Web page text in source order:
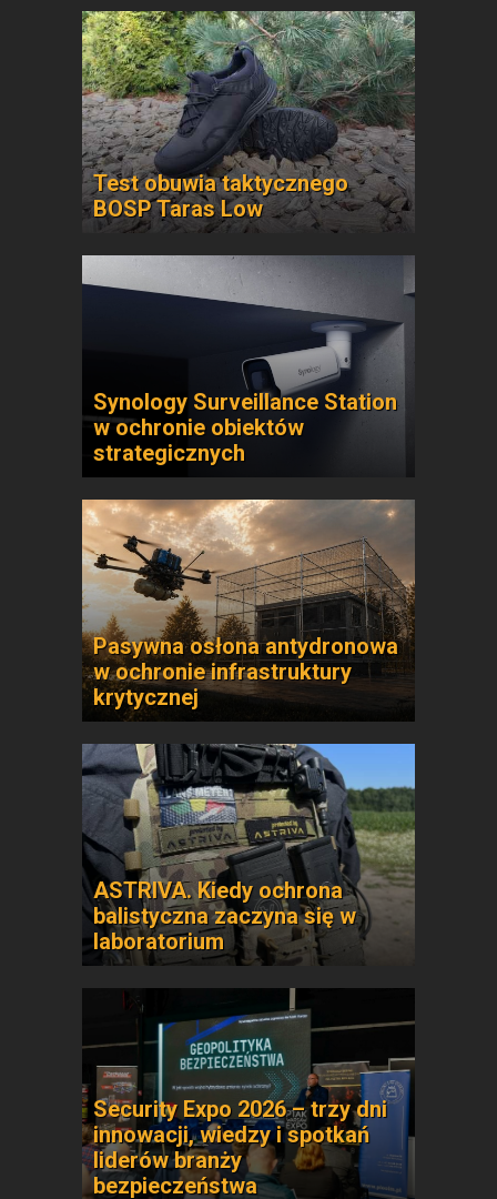
Test obuwia taktycznego
BOSP Taras Low
Synology Surveillance Station
w ochronie obiektów
strategicznych
Pasywna osłona antydronowa
w ochronie infrastruktury
krytycznej
ASTRIVA. Kiedy ochrona
balistyczna zaczyna się w
laboratorium
Security Expo 2026 – trzy dni
innowacji, wiedzy i spotkań
liderów branży
bezpieczeństwa